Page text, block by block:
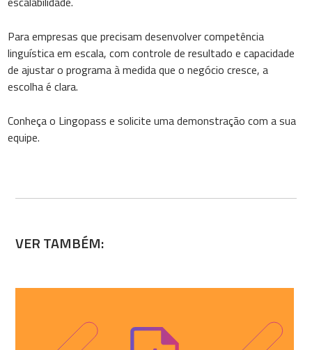
Para empresas que precisam desenvolver competência
linguística em escala, com controle de resultado e capacidade
de ajustar o programa à medida que o negócio cresce, a
escolha é clara.
Conheça o Lingopass e solicite uma demonstração com a sua
equipe.
VER TAMBÉM: